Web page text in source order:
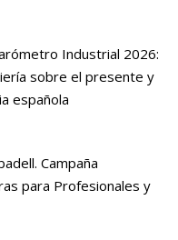
Industrial 2026:
sobre el presente y
española
Campaña
para Profesionales y